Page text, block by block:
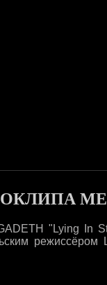
"Lying In
режиссёром